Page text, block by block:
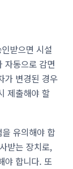
받으면 시설
자동으로 감면
가 변경된 경우
제출해야 할
유의해야 합
받는 장치로,
야 합니다. 또